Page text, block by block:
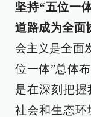
坚持“五位一
道路成为全面
会主义是全面
位一体”总体
是在深刻把握
社会和生态环